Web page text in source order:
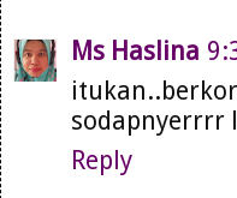
Ms Haslina
sodapnyerrrr
Reply